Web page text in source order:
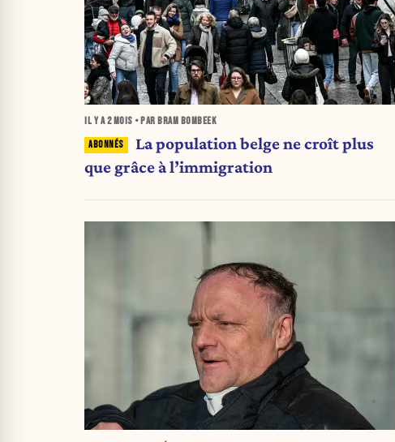
IL Y A2 MOIS • PAR BRAM BOMBEEK
La population belge ne croît plus
que grâce à l’immigration